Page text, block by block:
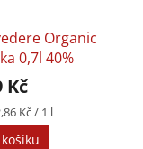
Organic
0,7l 40%
Kč
Kč / 1 l